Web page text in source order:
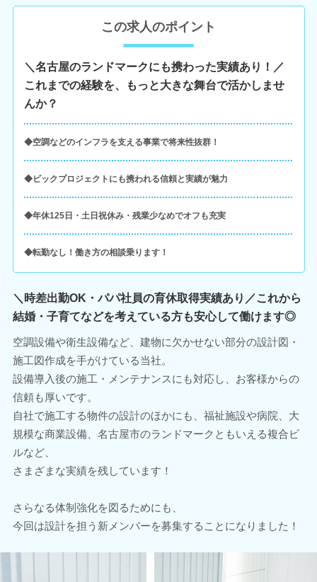
この求人のポイント
＼名古屋のランドマークにも携わった実績あり！／
これまでの経験を、もっと大きな舞台で活かしませ
んか？
◆空調などのインフラを支える事業で将来性抜群！
◆ビックプロジェクトにも携われる信頼と実績が魅力
◆年休125日・土日祝休み・残業少なめでオフも充実
◆転勤なし！働き方の相談乗ります！
＼時差出勤OK・パパ社員の育休取得実績あり／これから
結婚・子育てなどを考えている方も安心して働けます◎
空調設備や衛生設備など、建物に欠かせない部分の設計図・
施工図作成を手がけている当社。
設備導入後の施工・メンテナンスにも対応し、お客様からの
信頼も厚いです。
自社で施工する物件の設計のほかにも、福祉施設や病院、大
規模な商業設備、名古屋市のランドマークともいえる複合ビ
ルなど、
さまざまな実績を残しています！
さらなる体制強化を図るためにも、
今回は設計を担う新メンバーを募集することになりました！